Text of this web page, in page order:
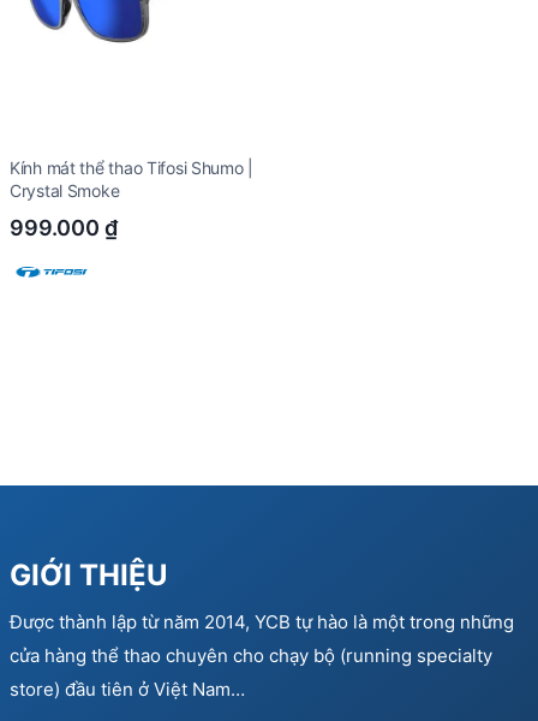
Kính mát thể thao Tifosi Shumo |
Crystal Smoke
999.000 ₫
GIỚI THIỆU
Được thành lập từ năm 2014, YCB tự hào là một trong những
cửa hàng thể thao chuyên cho chạy bộ (running specialty
store) đầu tiên ở Việt Nam…